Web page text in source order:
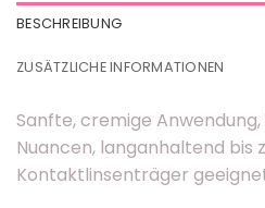
BESCHREIBUNG
ZUSÄTZLICHE INFORMATIONEN
Sanfte, cremige
Nuancen, langanhaltend bis
Kontaktlinsenträger